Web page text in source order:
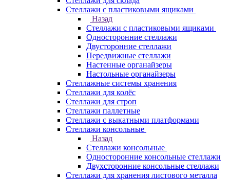
Стеллажи с пластиковыми ящиками
Назад
Стеллажи с пластиковыми ящиками
Односторонние стеллажи
Двусторонние стеллажи
Передвижные стеллажи
Настенные органайзеры
Настольные органайзеры
Стеллажные системы хранения
Стеллажи для колёс
Стеллажи для строп
Стеллажи паллетные
Стеллажи с выкатными платформами
Стеллажи консольные
Назад
Стеллажи консольные
Односторонние консольные стеллажи
Двухсторонние консольные стеллажи
Стеллажи для хранения листового металла